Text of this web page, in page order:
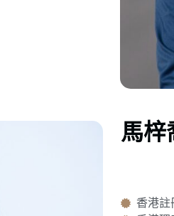
馬梓
香港註